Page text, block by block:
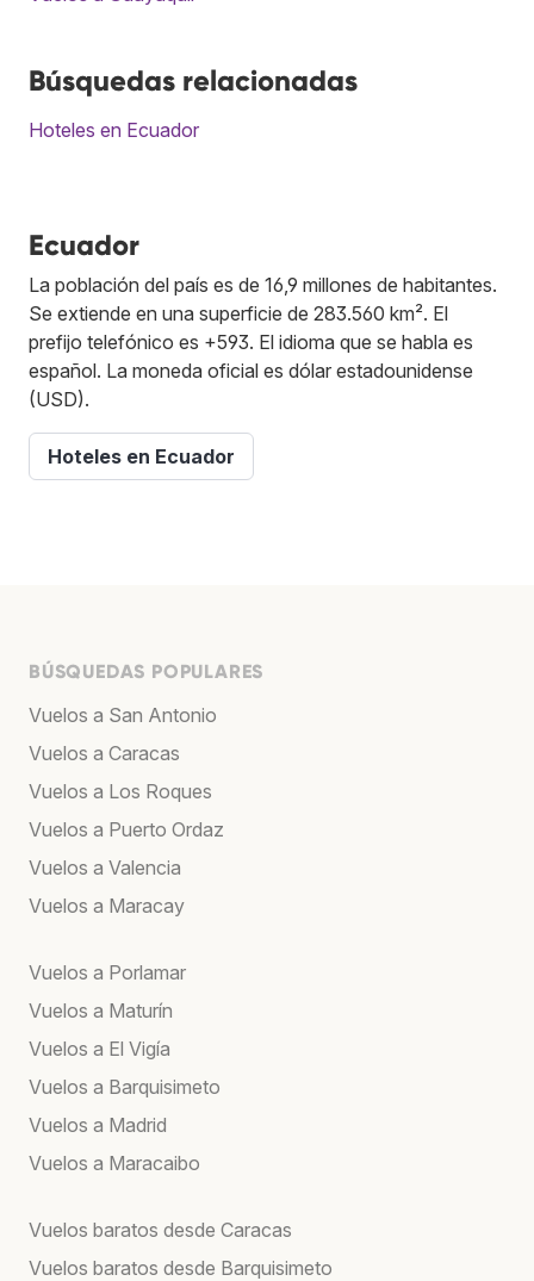
Búsquedas relacionadas
Hoteles en Ecuador
Ecuador
La población del país es de 16,9 millones de habitantes.
Se extiende en una superficie de 283.560 km². El
prefijo telefónico es +593. El idioma que se habla es
español. La moneda oficial es dólar estadounidense
(USD).
Hoteles en Ecuador
BÚSQUEDAS POPULARES
Vuelos a San Antonio
Vuelos a Caracas
Vuelos a Los Roques
Vuelos a Puerto Ordaz
Vuelos a Valencia
Vuelos a Maracay
Vuelos a Porlamar
Vuelos a Maturín
Vuelos a El Vigía
Vuelos a Barquisimeto
Vuelos a Madrid
Vuelos a Maracaibo
Vuelos baratos desde Caracas
Vuelos baratos desde Barquisimeto